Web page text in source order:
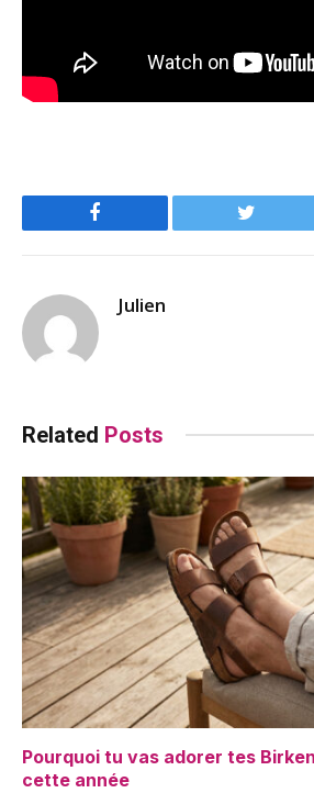
Facebook Twitter
Julien
Related Posts
Pourquoi tu vas adorer tes
cette année